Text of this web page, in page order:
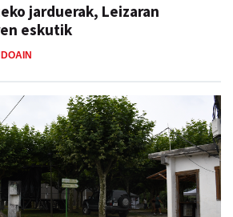
jarduerak, Leizaran
eskutik